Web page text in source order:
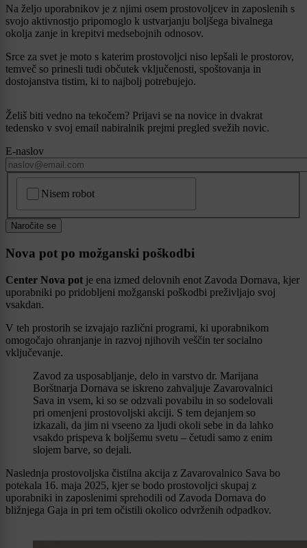
Na željo uporabnikov je z njimi osem prostovoljcev in zaposlenih s
svojo aktivnostjo pripomoglo k ustvarjanju boljšega bivalnega
okolja zanje in krepitvi medsebojnih odnosov.
Srce za svet je moto s katerim prostovoljci niso lepšali le prostorov,
temveč so prinesli tudi občutek vključenosti, spoštovanja in
dostojanstva tistim, ki to najbolj potrebujejo.
Želiš biti vedno na tekočem? Prijavi se na novice in dvakrat
tedensko v svoj email nabiralnik prejmi pregled svežih novic.
E-naslov
Nisem robot
Naročite se
Nova pot po možganski poškodbi
Center Nova pot je ena izmed delovnih enot Zavoda Dornava, kjer
uporabniki po pridobljeni možganski poškodbi preživljajo svoj
vsakdan.
V teh prostorih se izvajajo različni programi, ki uporabnikom
omogočajo ohranjanje in razvoj njihovih veščin ter socialno
vključevanje.
Zavod za usposabljanje, delo in varstvo dr. Marijana
Borštnarja Dornava se iskreno zahvaljuje Zavarovalnici
Sava in vsem, ki so se odzvali povabilu in so sodelovali
pri omenjeni prostovoljski akciji. S tem dejanjem so
izkazali, da jim ni vseeno za ljudi okoli sebe in da lahko
vsakdo prispeva k boljšemu svetu – četudi samo z enim
slojem barve, so dejali.
Naslednja prostovoljska čistilna akcija z Zavarovalnico Sava bo
potekala 16. maja 2025, kjer se bodo prostovoljci skupaj z
uporabniki in zaposlenimi sprehodili od Zavoda Dornava do
bližnjega Gaja in pri tem očistili okolico odvrženih odpadkov.